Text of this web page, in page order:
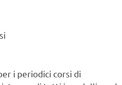
i periodici corsi di